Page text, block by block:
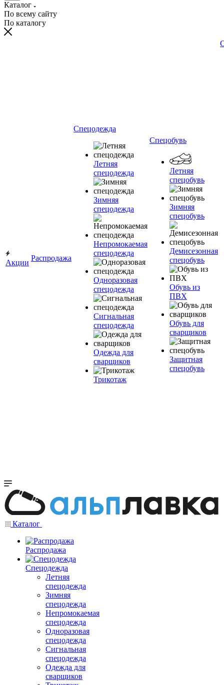
Каталог
По всему сайту
По каталогу
Акции
Распродажа
Спецодежда
Летняя
спецодежда
Зимняя
спецодежда
Непромокаемая
спецодежда
Одноразовая
спецодежда
Сигнальная
спецодежда
Одежда для
сварщиков
Трикотаж
Спецобувь
Летняя
спецобувь
Зимняя
спецобувь
Демисезонная
спецобувь
Обувь из
ПВХ
Обувь для
сварщиков
Защитная
спецобувь
Каталог
Распродажа
Спецодежда
Летняя
спецодежда
Зимняя
спецодежда
Непромокаемая
спецодежда
Одноразовая
спецодежда
Сигнальная
спецодежда
Одежда для
сварщиков